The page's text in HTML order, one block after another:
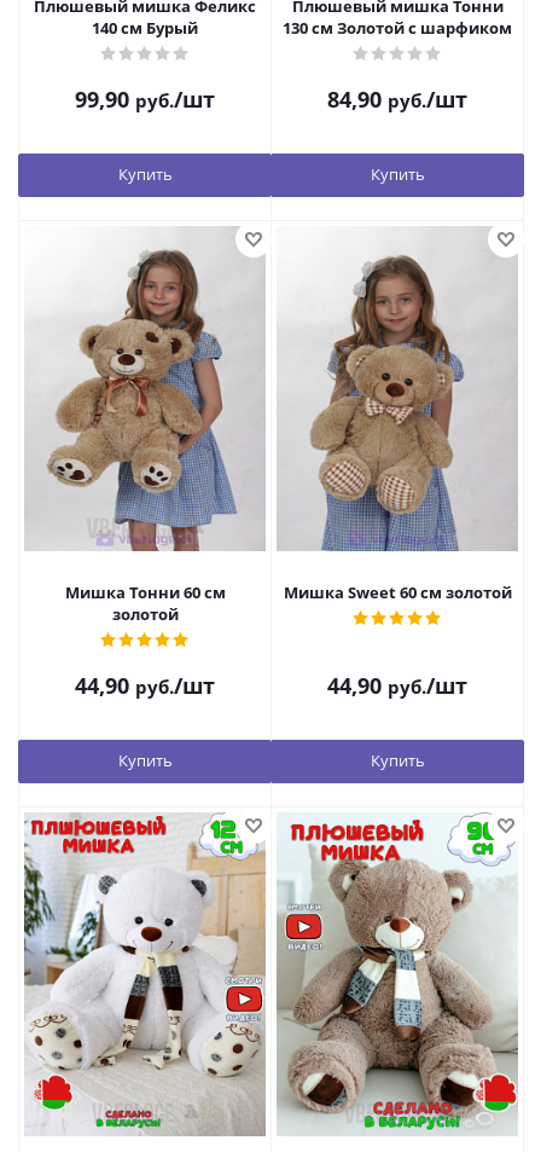
Плюшевый мишка Феликс
140 см Бурый
99,90 руб./шт
Купить
Плюшевый мишка Тонни
130 см Золотой с шарфиком
84,90 руб./шт
Купить
Мишка Тонни 60 см
золотой
44,90 руб./шт
Купить
Мишка Sweet 60 см золотой
44,90 руб./шт
Купить